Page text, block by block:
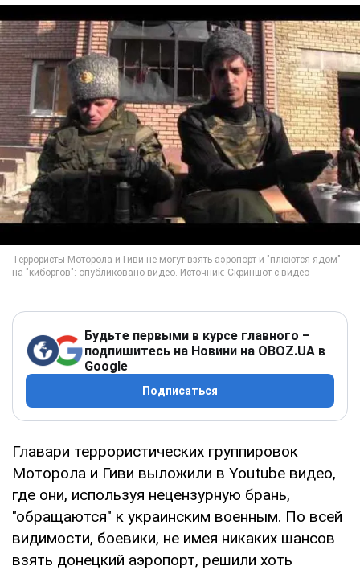
Будьте первыми в курсе главного –
подпишитесь на Новини на OBOZ.UA в
Google
Подписаться
Главари террористических группировок
Моторола и Гиви выложили в Youtube видео,
где они, используя нецензурную брань,
"обращаются" к украинским военным. По всей
видимости, боевики, не имея никаких шансов
взять донецкий аэропорт, решили хоть